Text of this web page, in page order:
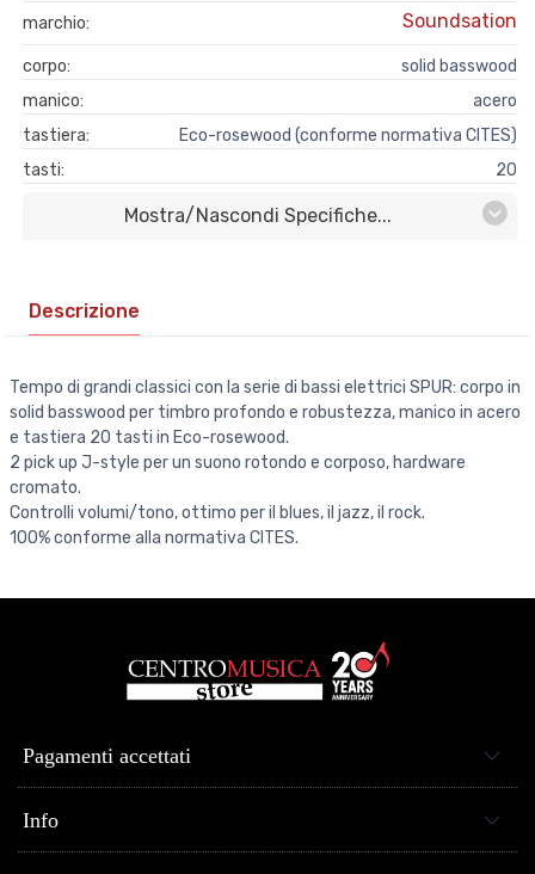
marchio:
Soundsation
corpo:
solid basswood
manico:
acero
tastiera:
Eco-rosewood (conforme normativa CITES)
tasti:
20
Mostra/nascondi Specifiche...
Descrizione
Tempo di grandi classici con la serie di bassi elettrici SPUR: corpo in
solid basswood per timbro profondo e robustezza, manico in acero
e tastiera 20 tasti in Eco-rosewood.
2 pick up J-style per un suono rotondo e corposo, hardware
cromato.
Controlli volumi/tono, ottimo per il blues, il jazz, il rock.
100% conforme alla normativa CITES.
Pagamenti accettati
Info